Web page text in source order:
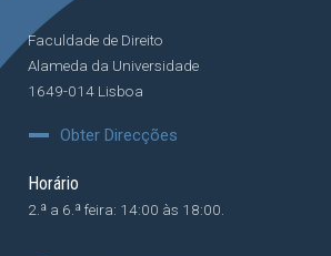
Faculdade de Direito
Alameda da Universidade
1649-014 Lisboa
Obter Direcções
Horário
2.ª a 6.ª feira: 14:00 às 18:00.